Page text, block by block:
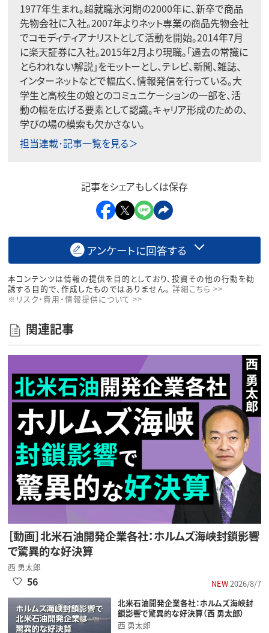
1977年生まれ。超就職氷河期の2000年に、新卒で商品
先物会社に入社。2007年よりネット専業の商品先物会社
でコモディティアナリストとして活動を開始。2014年7月
に楽天証券に入社。2015年2月より現職。「過去の常識に
とらわれない解説」をモットーとし、テレビ、新聞、雑誌、
インターネットなどで幅広く、情報発信を行っている。大
学生と高校生の娘とのコミュニケーションの一部を、活
動の幅を広げる要素として認識。キャリア形成のための、
学びの場の模索も欠かさない。
担当連載･記事一覧を見る＞
記事をシェアもしくは保存
アンケートに回答する
本コンテンツは情報の提供を目的としており、投資その他の行動を勧
誘する目的で、作成したものではありません。 詳細こちら >>
※リスク・費用・情報提供について >>
関連記事
［動画］北米石油開発企業各社：ホルムズ海峡封鎖影響
で驚異的な好決算
西 勇太郎
NEW2026/8/7
56
北米石油開発企業各社：ホルムズ海峡封
鎖影響で驚異的な好決算（西 勇太郎）
西 勇太郎